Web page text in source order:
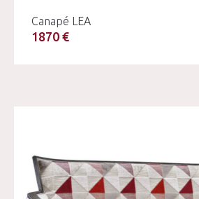
Canapé LEA
1870 €